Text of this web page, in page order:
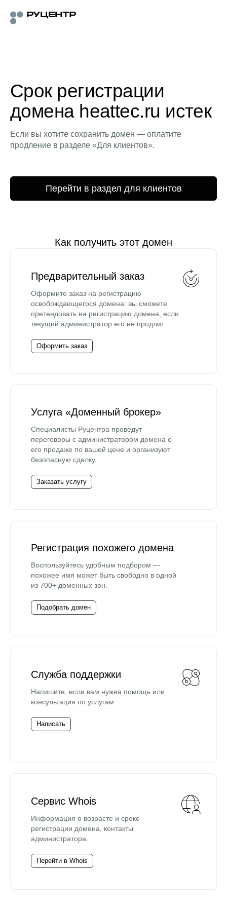
Срок регистрации
домена heattec.ru истек
Если вы хотите сохранить домен — оплатите
продление в разделе «Для клиентов».
Перейти в раздел для клиентов
Как получить этот домен
Предварительный заказ
Оформите заказ на регистрацию
освобождающегося домена: вы сможете
претендовать на регистрацию домена, если
текущий администратор его не продлит.
Оформить заказ
Услуга «Доменный брокер»
Специалисты Руцентра проведут
переговоры с администратором домена о
его продаже по вашей цене и организуют
безопасную сделку.
Заказать услугу
Регистрация похожего домена
Воспользуйтесь удобным подбором —
похожее имя может быть свободно в одной
из 700+ доменных зон.
Подобрать домен
Служба поддержки
Напишите, если вам нужна помощь или
консультация по услугам.
Написать
Сервис Whois
Информация о возрасте и сроке
регистрации домена, контакты
администратора.
Перейти в Whois